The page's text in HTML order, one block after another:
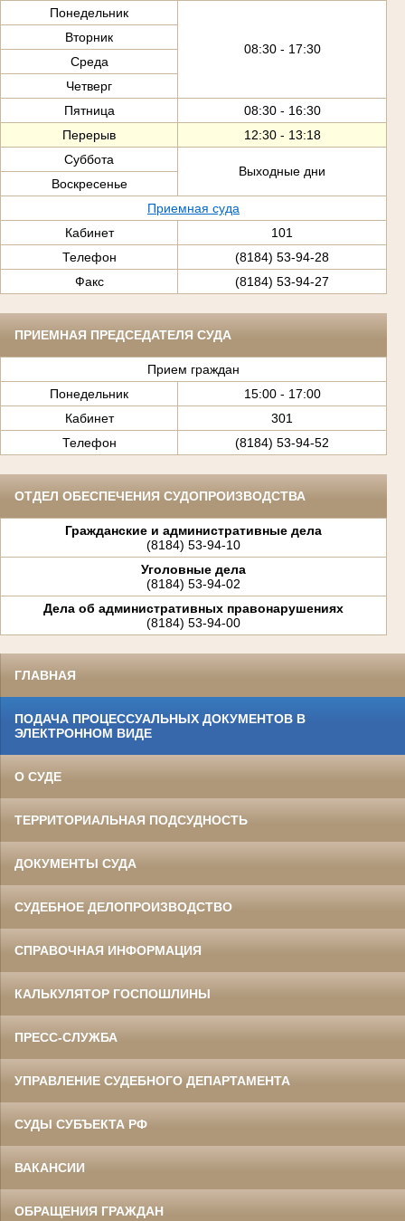
Понедельник
08:30 - 17:30
Вторник
Среда
Четверг
Пятница
08:30 - 16:30
Перерыв
12:30 - 13:18
Суббота
Выходные дни
Воскресенье
Приемная суда
Кабинет
101
Телефон
(8184) 53-94-28
Факс
(8184) 53-94-27
ПРИЕМНАЯ ПРЕДСЕДАТЕЛЯ СУДА
Прием граждан
Понедельник
15:00 - 17:00
Кабинет
301
Телефон
(8184) 53-94-52
ОТДЕЛ ОБЕСПЕЧЕНИЯ СУДОПРОИЗВОДСТВА
Гражданские и административные дела
(8184) 53-94-10
Уголовные дела
(8184) 53-94-02
Дела об административных правонарушениях
(8184) 53-94-00
ГЛАВНАЯ
ПОДАЧА ПРОЦЕССУАЛЬНЫХ ДОКУМЕНТОВ В
ЭЛЕКТРОННОМ ВИДЕ
О СУДЕ
ТЕРРИТОРИАЛЬНАЯ ПОДСУДНОСТЬ
ДОКУМЕНТЫ СУДА
СУДЕБНОЕ ДЕЛОПРОИЗВОДСТВО
СПРАВОЧНАЯ ИНФОРМАЦИЯ
КАЛЬКУЛЯТОР ГОСПОШЛИНЫ
ПРЕСС-СЛУЖБА
УПРАВЛЕНИЕ СУДЕБНОГО ДЕПАРТАМЕНТА
СУДЫ СУБЪЕКТА РФ
ВАКАНСИИ
ОБРАЩЕНИЯ ГРАЖДАН